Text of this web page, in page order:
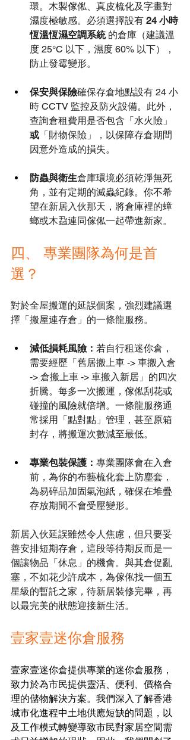
環。木製傢俬、真皮梳化及字畫對
濕度極敏感。必須選擇設有 24 小時
恆溫恆濕空調系統 的倉庫（建議溫
度 25°C 以下，濕度 60% 以下），
防止發霉變形。
保安與保險確保存倉地點設有 24 小
時 CCTV 監控及防火設備。此外，
查詢倉租費用是否包含「水火險」
或 「財物保險」，以保障存倉期間
因意外造成的損失。
防蟲與衛生倉庫環境必須乾淨無死
角，並有定期的滅蟲紀錄。你不希
望在新居入伙那天，將倉庫裡的蟑
螂或木蝨連同傢俬一起帶進新家。
四、 專業團隊為何是首
選？
對於全屋搬運的延誤個案，強烈建議選
擇「搬屋連存倉」的一條龍服務。
減低損耗風險： 若自行租迷你倉，
需要經歷「舊居搬上車 -> 車搬入倉
-> 倉搬上車 -> 車搬入新居」的四次
折騰。每多一次搬運，傢俬刮花或
碰撞的風險就倍增。一條龍服務通
常採用「點對點」管理，甚至原箱
封存，將搬運次數減至最低。
專業包裝保護： 專業團隊會在入倉
前，為你的布藝梳化套上防塵套，
為易碎品加固氣泡紙，確保在堆疊
存放期間不會受壓變形。
新居入伙延誤雖然令人焦慮，但只要妥
善安排短期存倉，這段等待期反而是一
個讓物品「休息」的機會。與其倉促亂
塞，不如花少許成本，為傢俬找一個五
星級的暫託之家，待新居裝修完畢，再
以最完美的狀態迎接新生活。
壹家壹迷你倉服務
壹家壹迷你倉提供專業的迷你倉服務，
致力於為市民提供靈活、便利、價格合
理的儲物解決方案。我們深入了解香港
城市化進程中土地供應短缺的問題，以
及工作模式轉變導致市民對家居空間需